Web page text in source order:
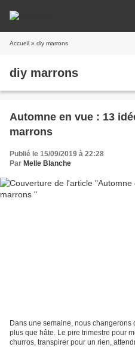
Accueil » diy marrons
diy marrons
Automne en vue : 13
marrons
Publié le 15/09/2019 à 22:28
Par Melle Blanche
Dans une semaine, nous changerons
plus que hâte. Le pire trimestre pour
churros, transpirer pour un rien,